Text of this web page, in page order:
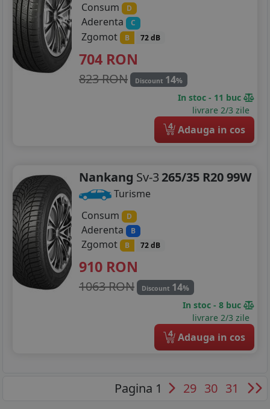
Consum
D
Aderenta C
Zgomot B 72 dB
704 RON
823 RON Discount 14%
In stoc - 11 buc
livrare 2/3 zile
4 Adauga in cos
Nankang Sv-3265/35 R20 99W
Turisme
Consum
D
Aderenta B
Zgomot B 72 dB
910 RON
1063 RON Discount 14%
In stoc - 8 buc
livrare 2/3 zile
4 Adauga in cos
Pagina 1 29 30 31